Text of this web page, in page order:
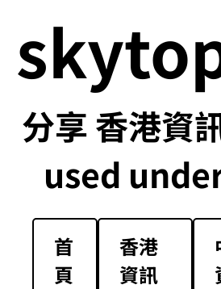
分享 香港資
used
首
頁
香港
資訊